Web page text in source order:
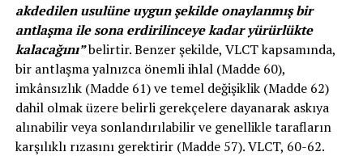
akdedilen usulüne uygun şekilde onaylanmış bir
antlaşma ile sona erdirilinceye kadar yürürlükte
kalacağını”belirtir. Benzer şekilde, VLCT kapsamında,
bir antlaşma yalnızca önemli ihlal (Madde 60),
imkânsızlık (Madde 61) ve temel değişiklik (Madde 62)
dahil olmak üzere belirli gerekçelere dayanarak askıya
alınabilir veya sonlandırılabilir ve genellikle tarafların
karşılıklı rızasını gerektirir (Madde 57). VLCT, 60-62.